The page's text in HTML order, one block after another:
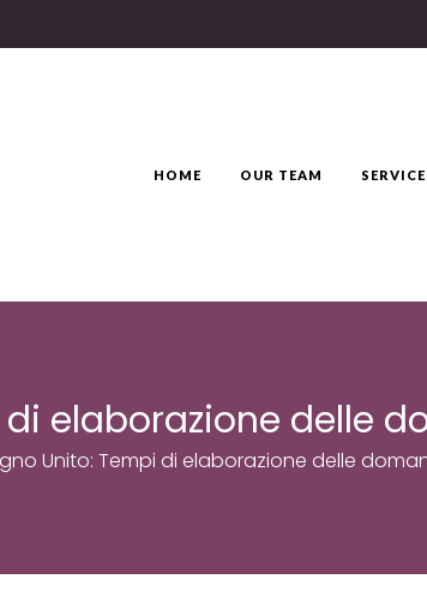
HOME OUR TEAM
di elaborazione delle
Unito: Tempi di elaborazione delle